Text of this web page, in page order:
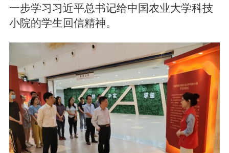
一步学习习近平总书记给中国农业大学科技
小院的学生回信精神。